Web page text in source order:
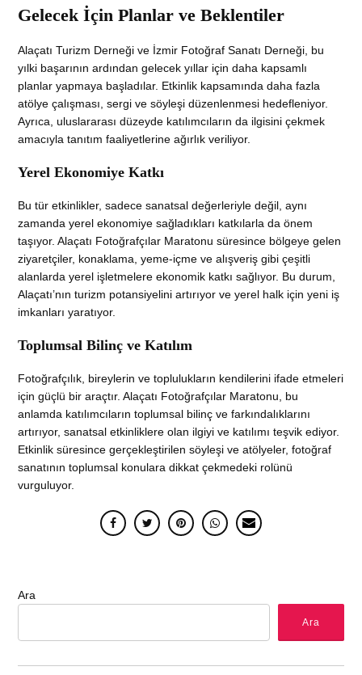
Gelecek İçin Planlar ve Beklentiler
Alaçatı Turizm Derneği ve İzmir Fotoğraf Sanatı Derneği, bu
yılki başarının ardından gelecek yıllar için daha kapsamlı
planlar yapmaya başladılar. Etkinlik kapsamında daha fazla
atölye çalışması, sergi ve söyleşi düzenlenmesi hedefleniyor.
Ayrıca, uluslararası düzeyde katılımcıların da ilgisini çekmek
amacıyla tanıtım faaliyetlerine ağırlık veriliyor.
Yerel Ekonomiye Katkı
Bu tür etkinlikler, sadece sanatsal değerleriyle değil, aynı
zamanda yerel ekonomiye sağladıkları katkılarla da önem
taşıyor. Alaçatı Fotoğrafçılar Maratonu süresince bölgeye gelen
ziyaretçiler, konaklama, yeme-içme ve alışveriş gibi çeşitli
alanlarda yerel işletmelere ekonomik katkı sağlıyor. Bu durum,
Alaçatı’nın turizm potansiyelini artırıyor ve yerel halk için yeni iş
imkanları yaratıyor.
Toplumsal Bilinç ve Katılım
Fotoğrafçılık, bireylerin ve toplulukların kendilerini ifade etmeleri
için güçlü bir araçtır. Alaçatı Fotoğrafçılar Maratonu, bu
anlamda katılımcıların toplumsal bilinç ve farkındalıklarını
artırıyor, sanatsal etkinliklere olan ilgiyi ve katılımı teşvik ediyor.
Etkinlik süresince gerçekleştirilen söyleşi ve atölyeler, fotoğraf
sanatının toplumsal konulara dikkat çekmedeki rolünü
vurguluyor.
Ara
Ara